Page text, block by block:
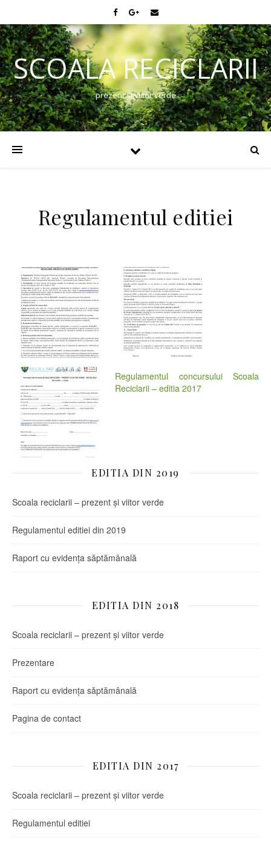
SCOALA RECICLARII
prezent si viitor verde
Regulamentul editiei
Regulamentul concursului Scoala
Reciclarii – editia 2017
EDITIA DIN 2019
Scoala reciclarii – prezent și viitor verde
Regulamentul editiei din 2019
Raport cu evidența săptămânală
EDITIA DIN 2018
Scoala reciclarii – prezent și viitor verde
Prezentare
Raport cu evidența săptămânală
Pagina de contact
EDITIA DIN 2017
Scoala reciclarii – prezent și viitor verde
Regulamentul editiei